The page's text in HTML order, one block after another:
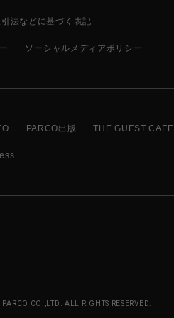
法などに基づく表記
ソーシャルメディアポリシー
PARCO出版 THE GUEST CAFE
CO.,LTD. ALL RIGHTS RESERVED.